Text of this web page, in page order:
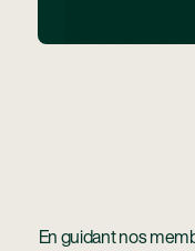
En guidant nos